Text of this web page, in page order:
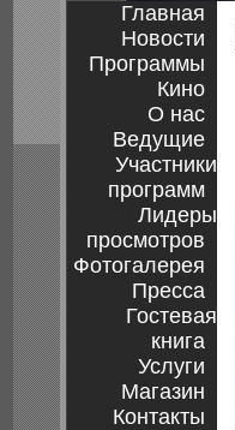
Главная
Новости
Программы
Кино
О нас
Ведущие
Участники
программ
Лидеры
просмотров
Фотогалерея
Пресса
Гостевая
книга
Услуги
Магазин
Контакты